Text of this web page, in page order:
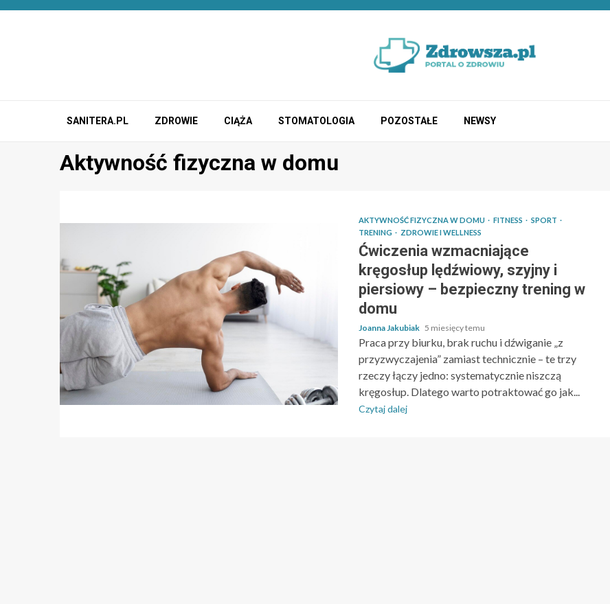
Przejdź
SANITERA.PL ZDROWIE CIĄŻA STOMATOLOGIA POZOSTAŁE NEWSY
Aktywność fizyczna w domu
AKTYWNOŚĆ FIZYCZNA W DOMU FITNESS
SPORT
TRENING
ZDROWIE I WELLNESS
Ćwiczenia wzmacniające
kręgosłup lędźwiowy, szyjny i
piersiowy – bezpieczny trening w
domu
Joanna Jakubiak 5 miesięcy temu
Praca przy biurku, brak ruchu i dźwiganie „z
przyzwyczajenia” zamiast technicznie – te trzy
rzeczy łączy jedno: systematycznie niszczą
kręgosłup. Dlatego warto potraktować go jak...
Czytaj dalej